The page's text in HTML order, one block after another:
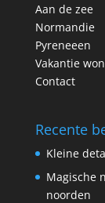
Aan de zee
Normandie
Pyreneeen
Vakantie
Contact
Recente
Kleine
Magische
noorden